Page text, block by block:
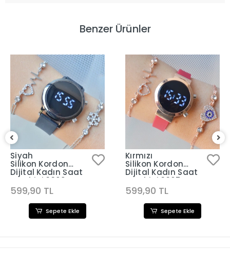
Benzer Ürünler
Siyah
Silikon Kordon
Dijital Kadın Saat
Kombini 3309
599,90 TL
Sepete Ekle
Kırmızı
Silikon Kordon
Dijital Kadın Saat
Kombini 3307
599,90 TL
Sepete Ekle